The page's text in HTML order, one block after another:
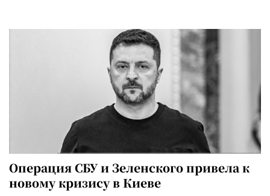
Операция СБУ и Зеленского привела к
новому кризису в Киеве